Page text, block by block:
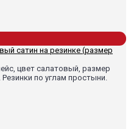
сатин на резинке (размер
цвет салатовый, размер
по углам простыни.